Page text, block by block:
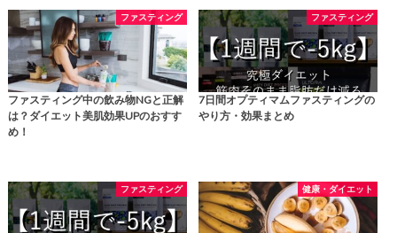
ファスティング
ファスティング中の飲み物NGと正解
は？ダイエット美肌効果UPのおすす
め！
ファスティング
7日間オプティマムファスティングの
やり方・効果まとめ
ファスティング 健康・ダイエット